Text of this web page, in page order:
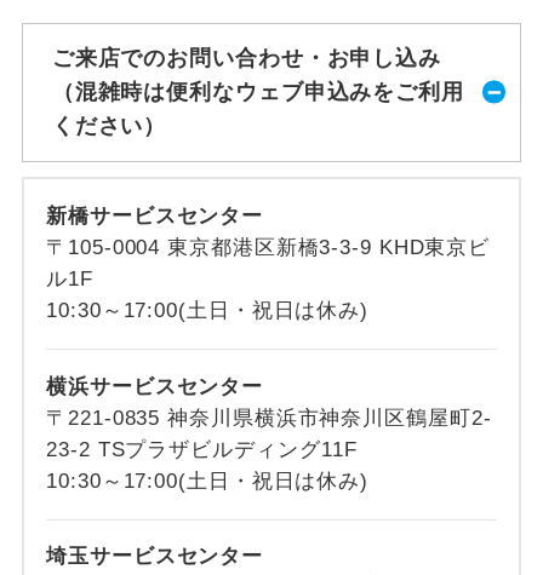
ご来店でのお問い合わせ・お申し込み
（混雑時は便利なウェブ申込みをご利用
ください）
新橋サービスセンター
〒105-0004 東京都港区新橋3-3-9 KHD東京ビ
ル1F
10:30～17:00(土日・祝日は休み)
横浜サービスセンター
〒221-0835 神奈川県横浜市神奈川区鶴屋町2-
23-2 TSプラザビルディング11F
10:30～17:00(土日・祝日は休み)
埼玉サービスセンター